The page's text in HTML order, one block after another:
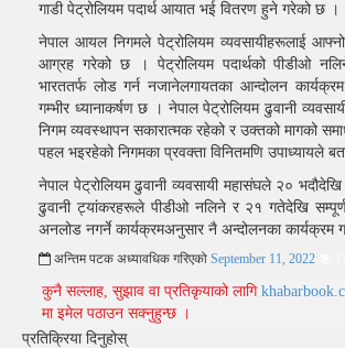
गाडी पेट्रोलियम पदार्थ आयात भई वितरण हुने गरेको छ ।
नेपाल आयल निगमले पेट्रोलियम व्यवसायीहरूलाई आफ्नो
आग्रह गरेको छ । पेट्रोलियम पदार्थको पीडीओ
भारततर्फ लोड गर्न नजानेलगायतका आन्दोलन
गम्भीर ध्यानाकर्षण छ । नेपाल पेट्रोलियम ढुवानी
निगम व्यवस्थापन सकारात्मक रहेको र उक्तको मागको
पहल भइरहेको निगमका प्रवक्ता विनितमणि उपाध्यायले
नेपाल पेट्रोलियम ढुवानी व्यवसायी महासंघले २०
ढुवानी ट्यांकरहरूले पीडीओ नलिने र २१ गतेदेखि
अनलोड नगर्ने कार्यक्रमअनुसार नै अन्दोलनका कार्यक्रम
अन्तिम पटक अध्यावधिक गरिएको September 11, 2022
कुनै सल्लाह, सुझाव वा प्रतिकृयाको लागि
मा इमेल पठाउन सक्नुहुन्छ ।
प्रतिक्रिया दिनुहोस्